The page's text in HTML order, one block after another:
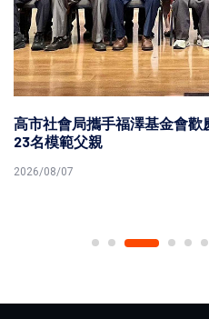
高市社會局攜手福澤基金會歡
23名模範父親
2026/08/07